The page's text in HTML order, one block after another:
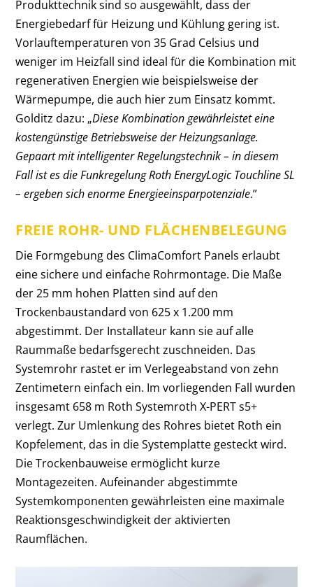
Produkttechnik sind so ausgewählt, dass der
Energiebedarf für Heizung und Kühlung gering ist.
Vorlauftemperaturen von 35 Grad Celsius und
weniger im Heizfall sind ideal für die Kombination mit
regenerativen Energien wie beispielsweise der
Wärmepumpe, die auch hier zum Einsatz kommt.
Golditz dazu: „Diese Kombination gewährleistet eine
kostengünstige Betriebsweise der Heizungsanlage.
Gepaart mit intelligenter Regelungstechnik – in diesem
Fall ist es die Funkregelung Roth EnergyLogic Touchline SL
– ergeben sich enorme Energieeinsparpotenziale.”
FREIE ROHR- UND FLÄCHENBELEGUNG
Die Formgebung des ClimaComfort Panels erlaubt
eine sichere und einfache Rohrmontage. Die Maße
der 25 mm hohen Platten sind auf den
Trockenbaustandard von 625 x 1.200 mm
abgestimmt. Der Installateur kann sie auf alle
Raummaße bedarfsgerecht zuschneiden. Das
Systemrohr rastet er im Verlegeabstand von zehn
Zentimetern einfach ein. Im vorliegenden Fall wurden
insgesamt 658 m Roth Systemroth X-PERT s5+
verlegt. Zur Umlenkung des Rohres bietet Roth ein
Kopfelement, das in die Systemplatte gesteckt wird.
Die Trockenbauweise ermöglicht kurze
Montagezeiten. Aufeinander abgestimmte
Systemkomponenten gewährleisten eine maximale
Reaktionsgeschwindigkeit der aktivierten
Raumflächen.